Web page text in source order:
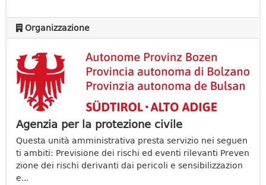
Organizzazione
Agenzia per la protezione civile
Questa unità amministrativa presta servizio nei seguen
ti ambiti: Previsione dei rischi ed eventi rilevanti Preven
zione dei rischi derivanti dai pericoli e sensibilizzazion
e...